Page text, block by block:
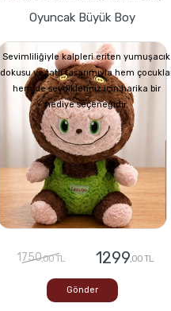
Oyuncak Büyük Boy
Sevimliliğiyle kalpleri eriten yumuşacık
dokusu ve tatlı tasarımıyla hem
hem de sevdikleriniz için harika bir
hediye seçeneğidir.
1750,00 TL 1299,00 TL
Gönder